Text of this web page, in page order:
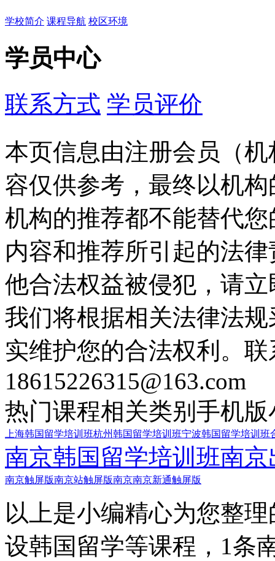
学校简介 课程导航 校区环境
学员中心
联系方式 学员评价
本页信息由注册会员（
容仅供参考，最终以机
机构的推荐都不能替代
内容和推荐所引起的法
他合法权益被侵犯，请
我们将根据相关法律法
实维护您的合法权利。
18615226315@163.com
热门课程相关类别 手机版
上海韩国留学培训班杭州韩国留学培训班宁波韩国留学培训班
南京韩国留学培训班南京
南京触屏版南京站触屏版南京南京新通触屏版
以上是小编精心为您整
设韩国留学等课程，1条